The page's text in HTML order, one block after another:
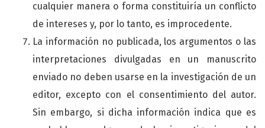
cualquier manera o forma constituiría un conflicto
de intereses y, por lo tanto, es improcedente.
La información no publicada, los argumentos o las
interpretaciones divulgadas en un manuscrito
enviado no deben usarse en la investigación de un
editor, excepto con el consentimiento del autor.
Sin embargo, si dicha información indica que es